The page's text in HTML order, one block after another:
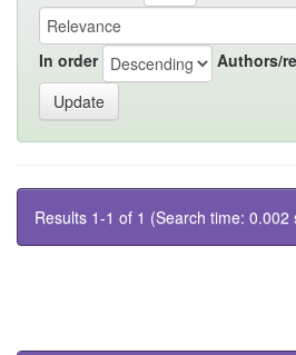
In order Authors/
Results 1-1 of 1 (Search time: 0.002